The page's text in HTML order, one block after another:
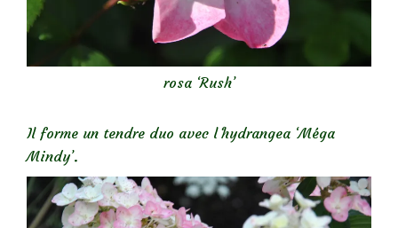
rosa ‘Rush’
Il forme un tendre duo avec l‘hydrangea ‘Méga
Mindy’.